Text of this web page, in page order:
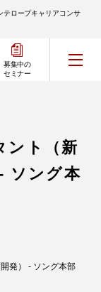
ロープキャリアコンサ
募集中の
セミナー
ント（新
ソング本
発） - ソング本部